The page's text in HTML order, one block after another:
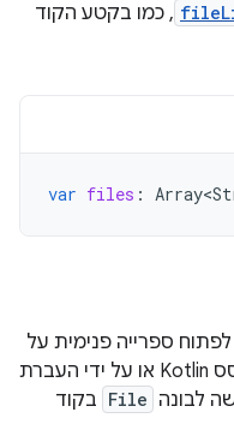
, כמו בקטע הקוד
var files :
ספרייה פנימית על
בקוד מבוסס Kotlin או על ידי העברת
לבונה File בקוד